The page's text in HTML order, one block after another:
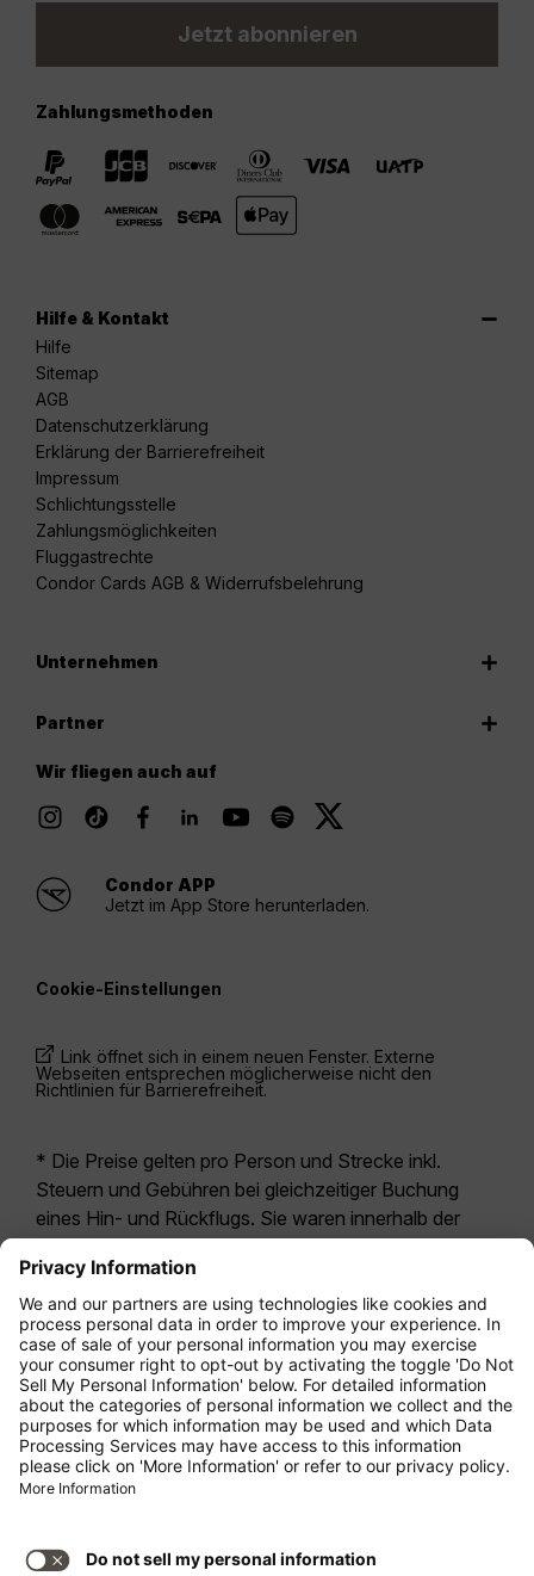
Jetzt abonnieren
Zahlungsmethoden
Hilfe & Kontakt
Hilfe
Sitemap
AGB
Datenschutzerklärung
Erklärung der Barrierefreiheit
Impressum
Schlichtungsstelle
Zahlungsmöglichkeiten
Fluggastrechte
Condor Cards AGB & Widerrufsbelehrung
Unternehmen
Partner
Wir fliegen auch auf
Condor APP
Jetzt im App Store herunterladen.
Cookie-Einstellungen
Link öffnet sich in einem neuen Fenster. Externe
Webseiten entsprechen möglicherweise nicht den
Richtlinien für Barrierefreiheit.
* Die Preise gelten pro Person und Strecke inkl.
Steuern und Gebühren bei gleichzeitiger Buchung
eines Hin- und Rückflugs. Sie waren innerhalb der
möglicherweise nicht mehr aktuell. Bei den für die
Economy Class angegebenen Tarifen handelt es
sich i.d.R. um Economy Zero, unsere restriktivste
Tarifoption. Es können hierfür zusätzliche Gebühren
fürAufgabegepäck oder für andere optionale
Leistungen anfallen. Es gelten dieAllgemeinen
Geschäftsbedingungen .